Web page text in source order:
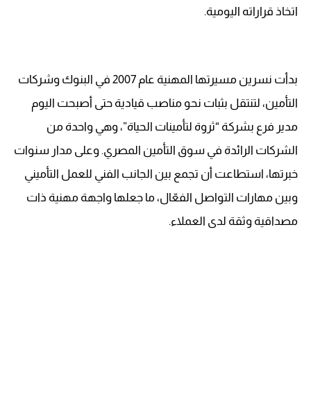
اتخاذ قراراته اليومية.
بدأت نسرين مسيرتها المهنية عام 2007 في البنوك وشركات
التأمين، لتنتقل بثبات نحو مناصب قيادية حتى أصبحت اليوم
مدير فرع بشركة “ثروة لتأمينات الحياة”، وهي واحدة من
الشركات الرائدة في سوق التأمين المصري. وعلى مدار سنوات
خبرتها، استطاعت أن تجمع بين الجانب الفني للعمل التأميني
وبين مهارات التواصل الفعّال، ما جعلها واجهة مهنية ذات
مصداقية وثقة لدى العملاء.